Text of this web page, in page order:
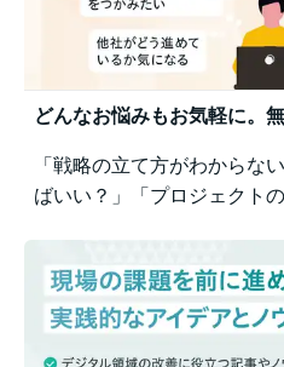
どんなお悩みもお気軽に。
「戦略の立て方がわからな
ばいい？」「プロジェクト